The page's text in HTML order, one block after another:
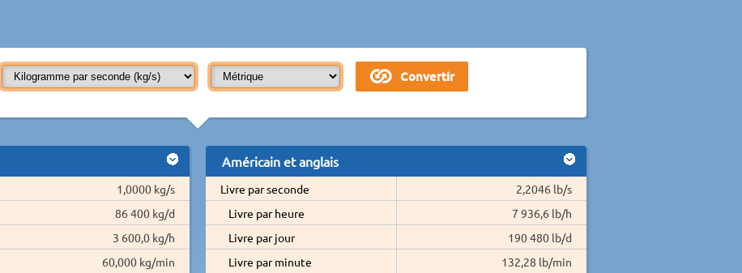
1,0000 kg/s
86 400 kg/d
3 600,0 kg/h
60,000 kg/min
Américain et anglais
Livre par seconde
2,2046 lb/s
Livre par heure
7 936,6 lb/h
Livre par jour
190 480 lb/d
Livre par minute
132,28 lb/min